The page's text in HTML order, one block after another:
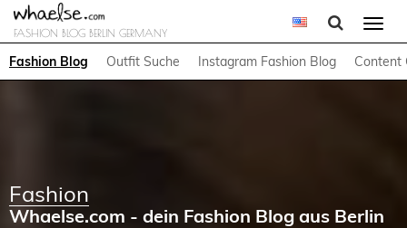
FASHION BLOG BERLIN GERMANY
Fashion Blog Outfit Suche Instagram Fashion Blog Content
Fashion
Whaelse.com - dein Fashion Blog aus Berlin